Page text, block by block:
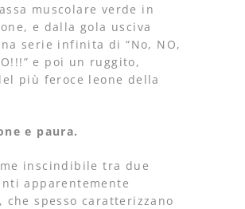
muscolare verde in
e dalla gola usciva
serie infinita di “No, NO,
e poi un ruggito,
più feroce leone della
e paura.
inscindibile tra due
apparentemente
che spesso caratterizzano